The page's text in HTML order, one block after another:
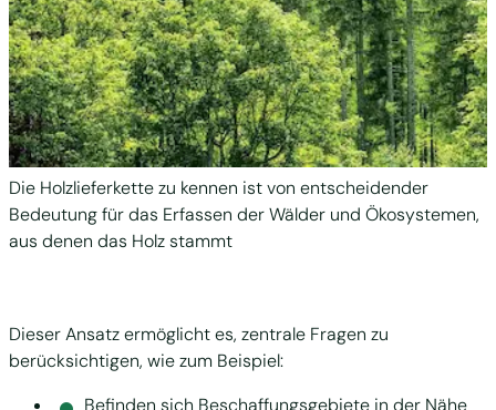
Die Holzlieferkette zu kennen ist von entscheidender
Bedeutung für das Erfassen der Wälder und Ökosystemen,
aus denen das Holz stammt
Dieser Ansatz ermöglicht es, zentrale Fragen zu
berücksichtigen, wie zum Beispiel:
Befinden sich Beschaffungsgebiete in der Nähe